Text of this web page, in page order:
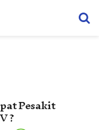
Pesakit
?